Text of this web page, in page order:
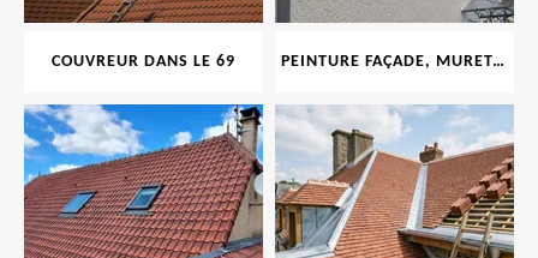
COUVREUR DANS LE 69 PEINTURE FAÇADE, MURET, TOITURE, BOISERIE, FERRONERIE, GOUTTIÈRE 69